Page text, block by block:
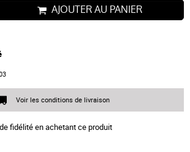
AJOUTER AU PANIER
fidélité en achetant ce produit
Voir les conditions de livraison